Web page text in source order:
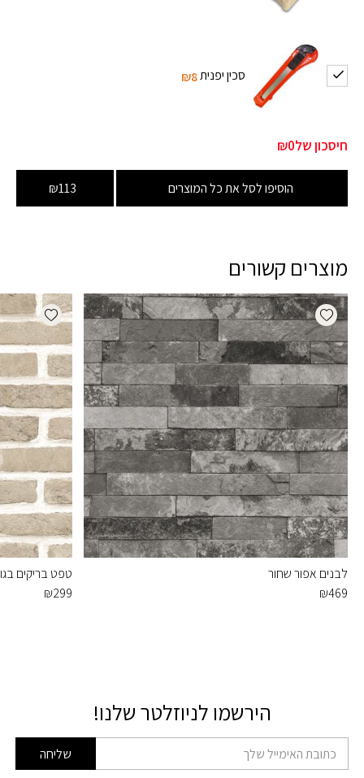
סכין יפנית₪8
חיסכון של₪0
הוסיפו לסל את כל המוצרים ₪113
מוצרים קשורים
Add wishlist
לבנים אפור שחור
₪469
wishlist
טפט בריקים
₪299
הירשמו לניוזלטר שלנו!
דוא׳׳ל שליחה